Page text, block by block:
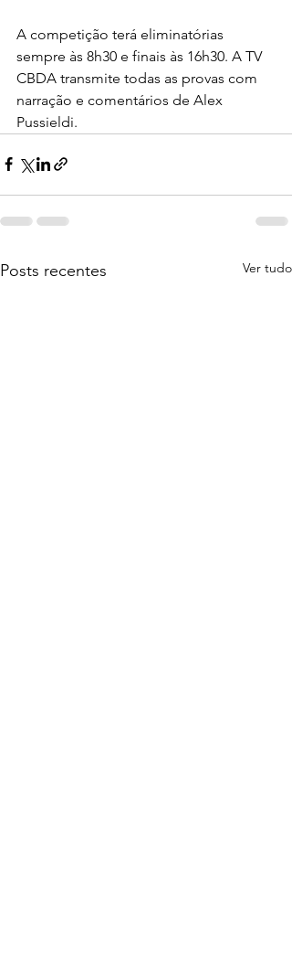
A competição terá eliminatórias
sempre às 8h30 e finais às 16h30. A TV
CBDA transmite todas as provas com
narração e comentários de Alex
Pussieldi.
Posts recentes Ver tudo